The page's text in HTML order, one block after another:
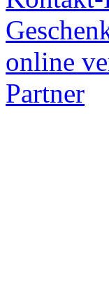
online
Partner